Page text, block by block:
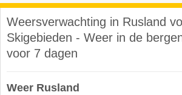
Weersverwachting in Rusland
Skigebieden - Weer in de
voor 7 dagen
Weer Rusland